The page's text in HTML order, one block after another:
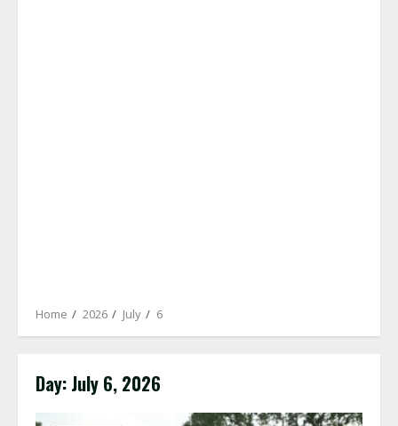
Home 2026 July 6
Day: July 6, 2026